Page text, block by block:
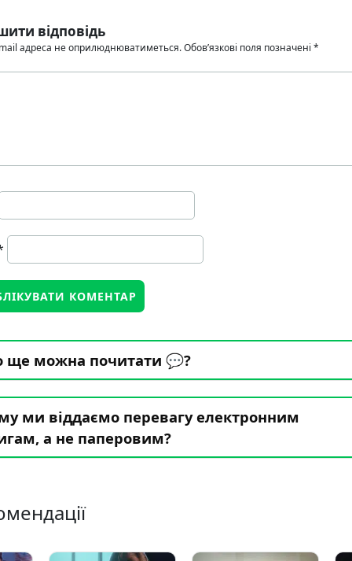
відповідь
адреса не оприлюднюватиметься.Обов’язкові поля позначені *
ще можна почитати 💬?
ми віддаємо перевагу електронним
а не паперовим?